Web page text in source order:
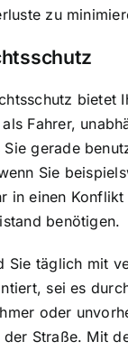
zu
bietet
Fahrer,
Sie gerade
Sie
in einen
benötigen.
Sie täglich mit
sei es
oder
Straße. Mit